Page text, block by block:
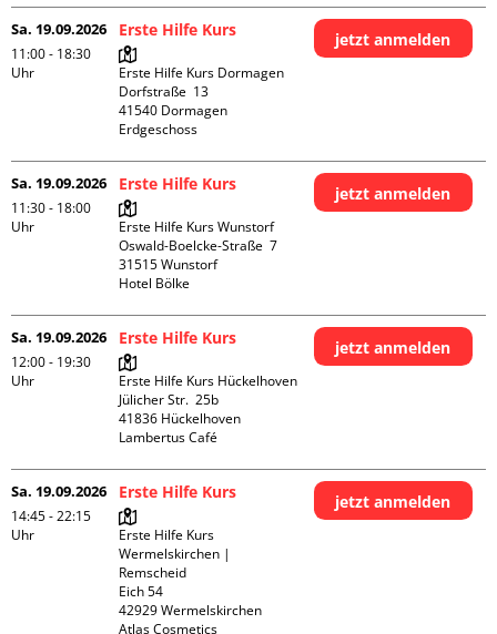
Sa. 19.09.2026
11:00 - 18:30
Uhr
Erste Hilfe Kurs
Erste Hilfe Kurs Dormagen
Dorfstraße  13
41540 Dormagen
Erdgeschoss
jetzt anmelden
Sa. 19.09.2026
11:30 - 18:00
Uhr
Erste Hilfe Kurs
Erste Hilfe Kurs Wunstorf
Oswald-Boelcke-Straße  7
31515 Wunstorf
Hotel Bölke
jetzt anmelden
Sa. 19.09.2026
12:00 - 19:30
Uhr
Erste Hilfe Kurs
Erste Hilfe Kurs Hückelhoven
Jülicher Str.  25b
41836 Hückelhoven
Lambertus Café
jetzt anmelden
Sa. 19.09.2026
14:45 - 22:15
Uhr
Erste Hilfe Kurs
Erste Hilfe Kurs
Wermelskirchen |
Remscheid
Eich 54
42929 Wermelskirchen
Atlas Cosmetics
jetzt anmelden